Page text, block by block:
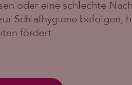
oder eine schlechte
Schlafhygiene befolgen,
fördert.